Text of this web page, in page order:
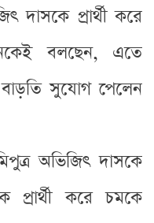
দাসকে প্রার্থী করে
বলছেন, এতে
সুযোগ পেলেন
অভিজিৎ দাসকে
প্রার্থী করে চমকে